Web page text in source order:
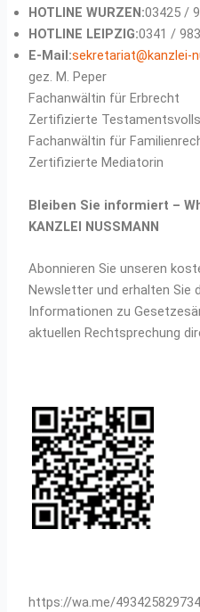
HOTLINE WURZEN:03425 /
HOTLINE LEIPZIG:0341 /
E-Mail:sekretariat@kanzlei-
gez. M. Peper
Fachanwältin für Erbrecht
Zertifizierte
Fachanwältin für
Zertifizierte Mediatorin
Bleiben Sie informiert –
KANZLEI NUSSMANN
Abonnieren Sie unseren
Newsletter und erhalten Sie
Informationen zu
aktuellen Rechtsprechung
https://wa.me/